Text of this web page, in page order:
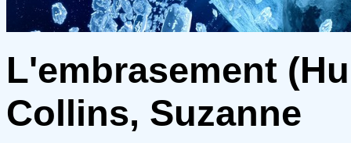
L'embrasement
Collins, Suzanne